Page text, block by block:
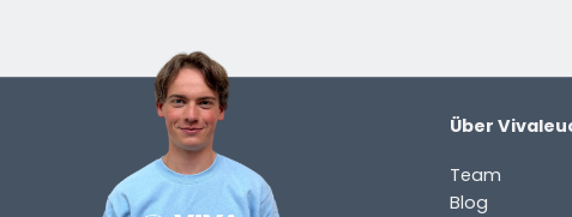
Über
Team
Blog